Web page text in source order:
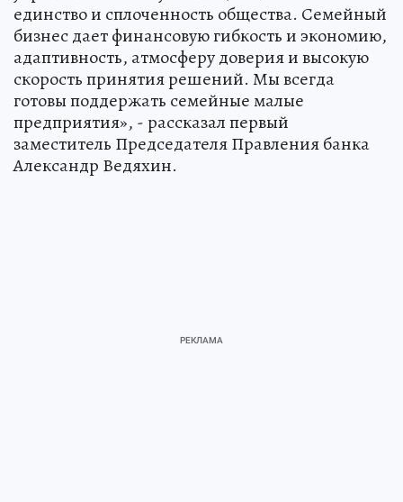
единство и сплоченность общества. Семейный
бизнес дает финансовую гибкость и экономию,
адаптивность, атмосферу доверия и высокую
скорость принятия решений. Мы всегда
готовы поддержать семейные малые
предприятия», - рассказал первый
заместитель Председателя Правления банка
Александр Ведяхин.